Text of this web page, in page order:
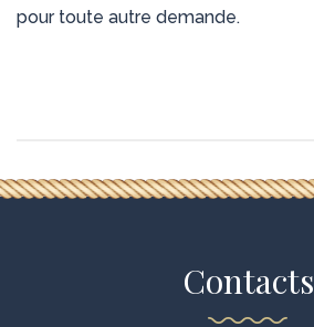
pour toute autre demande.
Contacts